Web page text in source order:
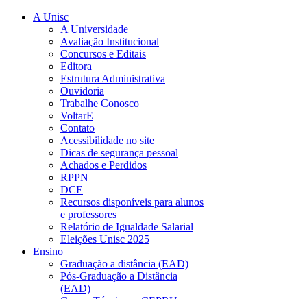
A Unisc
A Universidade
Avaliação Institucional
Concursos e Editais
Editora
Estrutura Administrativa
Ouvidoria
Trabalhe Conosco
VoltarE
Contato
Acessibilidade no site
Dicas de segurança pessoal
Achados e Perdidos
RPPN
DCE
Recursos disponíveis para alunos
e professores
Relatório de Igualdade Salarial
Eleições Unisc 2025
Ensino
Graduação a distância (EAD)
Pós-Graduação a Distância
(EAD)